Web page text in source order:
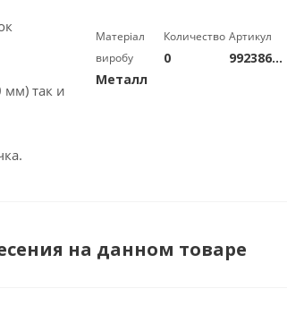
мм) так и
Матеріал
виробу
Металл
Количество
0
Артикул
99238632
на данном товаре